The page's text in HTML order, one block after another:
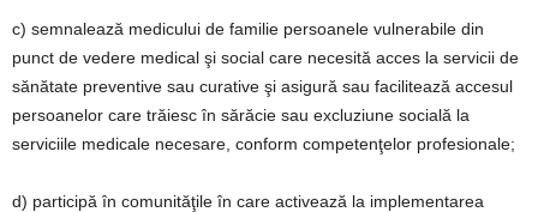
c) semnalează medicului de familie persoanele vulnerabile din
punct de vedere medical şi social care necesită acces la servicii de
sănătate preventive sau curative şi asigură sau facilitează accesul
persoanelor care trăiesc în sărăcie sau excluziune socială la
serviciile medicale necesare, conform competenţelor profesionale;
d) participă în comunităţile în care activează la implementarea